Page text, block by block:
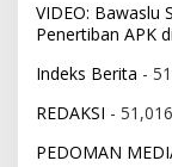
VIDEO: Bawaslu
Penertiban APK
Indeks Berita -
REDAKSI -
PEDOMAN